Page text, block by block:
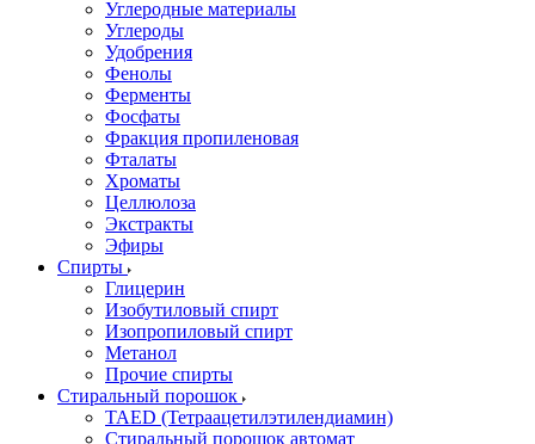
Углеродные материалы
Углероды
Удобрения
Фенолы
Ферменты
Фосфаты
Фракция пропиленовая
Фталаты
Хроматы
Целлюлоза
Экстракты
Эфиры
Спирты
Глицерин
Изобутиловый спирт
Изопропиловый спирт
Метанол
Прочие спирты
Стиральный порошок
TAED (Тетраацетилэтилендиамин)
Стиральный порошок автомат